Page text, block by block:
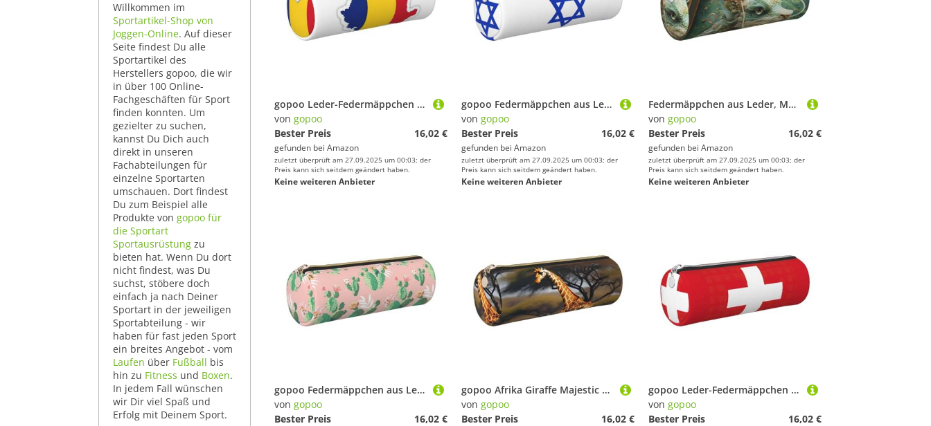
Willkommen im
Sportartikel-Shop von
Joggen-Online. Auf dieser
Seite findest Du alle
Sportartikel des
Herstellers gopoo, die wir
in über 100 Online-
Fachgeschäften für Sport
finden konnten. Um
gezielter zu suchen,
kannst Du Dich auch
direkt in unseren
Fachabteilungen für
einzelne Sportarten
umschauen. Dort findest
Du zum Beispiel alle
Produkte von gopoo für
die Sportart
Sportausrüstung zu
bieten hat. Wenn Du dort
nicht findest, was Du
suchst, stöbere doch
einfach ja nach Deiner
Sportart in der jeweiligen
Sportabteilung - wir
haben für fast jeden Sport
ein breites Angebot - vom
Laufen über Fußball bis
hin zu Fitness und Boxen.
In jedem Fall wünschen
wir Dir viel Spaß und
Erfolg mit Deinem Sport.
gopoo Leder-Federmäppchen mit Rumänien-Flagge, schlanke ästhetische Ledertasche, Schreibwaren-Organizer-Tasche mit tragbarem Metallring, silber, Einheitsgröße, Kartenhalter
von gopoo
Bester Preis
16,02 €
gefunden bei Amazon
zuletzt überprüft am 27.09.2025 um 00:03; der
Preis kann sich seitdem geändert haben.
Keine weiteren Anbieter
gopoo Federmäppchen aus Leder mit israelischer Flagge, schlanke ästhetische Ledertasche, Schreibwaren-Organizer-Tasche mit tragbarem Metallring, silber, Einheitsgröße, Kartenhalter
von gopoo
Bester Preis
16,02 €
gefunden bei Amazon
zuletzt überprüft am 27.09.2025 um 00:03; der
Preis kann sich seitdem geändert haben.
Keine weiteren Anbieter
Federmäppchen aus Leder, Motiv: grüner Drachen, schmal, ästhetisch, mit tragbarem Metallring, silber, Einheitsgröße, Kartenhalter
von gopoo
Bester Preis
16,02 €
gefunden bei Amazon
zuletzt überprüft am 27.09.2025 um 00:03; der
Preis kann sich seitdem geändert haben.
Keine weiteren Anbieter
gopoo Federmäppchen aus Leder, Motiv: tropischer Kaktus, schlanke ästhetische Ledertasche, Schreibwaren-Organizer-Tasche mit tragbarem Metallring, gold, Einheitsgröße, Kartenhalter
von gopoo
Bester Preis
16,02 €
gopoo Afrika Giraffe Majestic Tree Leder-Federmäppchen, schlanke ästhetische Ledertasche, Schreibwaren-Organizer-Tasche mit tragbarem Metallring, gold, Einheitsgröße, Kartenhalter
von gopoo
Bester Preis
16,02 €
gopoo Leder-Federmäppchen mit Schweizer Flagge, schlanke ästhetische Ledertasche, Schreibwaren-Organizer-Tasche mit tragbarem Metallring, silber, Einheitsgröße, Kartenhalter
von gopoo
Bester Preis
16,02 €